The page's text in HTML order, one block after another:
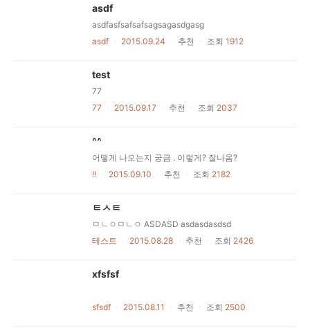
asdf
asdfasfsafsafsagsagasdgasg
asdf
2015.09.24 추천 조회 1912
test
77
77
2015.09.17 추천 조회 2037
^^
어떻게 나오는지 궁금 . 이렇게? 잘나옴?
!!
2015.09.10 추천 조회 2182
ㅌㅅㅌ
ㅁㄴㅇㅁㄴㅇ ASDASD asdasdasdsd
테스트
2015.08.28 추천 조회 2426
xfsfsf
sfsdf 2015.08.11 추천 조회 2500